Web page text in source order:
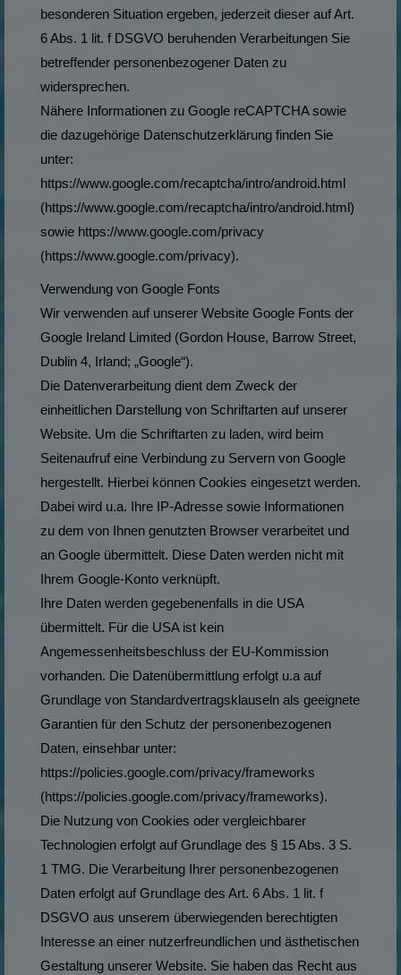
besonderen Situation ergeben, jederzeit dieser auf Art.
6 Abs. 1 lit. f DSGVO beruhenden Verarbeitungen Sie
betreffender personenbezogener Daten zu
widersprechen.
Nähere Informationen zu Google reCAPTCHA sowie
die dazugehörige Datenschutzerklärung finden Sie
unter:
https://www.google.com/recaptcha/intro/android.html
(https://www.google.com/recaptcha/intro/android.html)
sowie https://www.google.com/privacy
(https://www.google.com/privacy).
Verwendung von Google Fonts
Wir verwenden auf unserer Website Google Fonts der
Google Ireland Limited (Gordon House, Barrow Street,
Dublin 4, Irland; „Google“).
Die Datenverarbeitung dient dem Zweck der
einheitlichen Darstellung von Schriftarten auf unserer
Website. Um die Schriftarten zu laden, wird beim
Seitenaufruf eine Verbindung zu Servern von Google
hergestellt. Hierbei können Cookies eingesetzt werden.
Dabei wird u.a. Ihre IP-Adresse sowie Informationen
zu dem von Ihnen genutzten Browser verarbeitet und
an Google übermittelt. Diese Daten werden nicht mit
Ihrem Google-Konto verknüpft.
Ihre Daten werden gegebenenfalls in die USA
übermittelt. Für die USA ist kein
Angemessenheitsbeschluss der EU-Kommission
vorhanden. Die Datenübermittlung erfolgt u.a auf
Grundlage von Standardvertragsklauseln als geeignete
Garantien für den Schutz der personenbezogenen
Daten, einsehbar unter:
https://policies.google.com/privacy/frameworks
(https://policies.google.com/privacy/frameworks).
Die Nutzung von Cookies oder vergleichbarer
Technologien erfolgt auf Grundlage des § 15 Abs. 3 S.
1 TMG. Die Verarbeitung Ihrer personenbezogenen
Daten erfolgt auf Grundlage des Art. 6 Abs. 1 lit. f
DSGVO aus unserem überwiegenden berechtigten
Interesse an einer nutzerfreundlichen und ästhetischen
Gestaltung unserer Website. Sie haben das Recht aus